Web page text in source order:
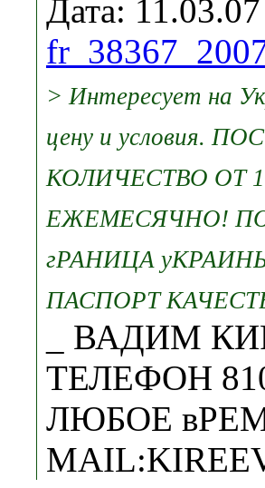
Дата:
> Интересует на
цену и условия.
КОЛИЧЕСТВО ОТ
ЕЖЕМЕСЯЧНО!
гРАНИЦА
ПАСПОРТ
_ ВАДИМ
ТЕЛЕФОН
ЛЮБОЕ